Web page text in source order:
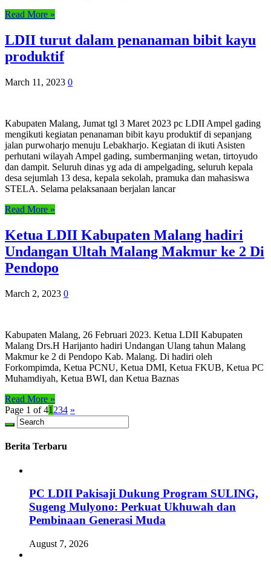
Read More »
LDII turut dalam penanaman bibit kayu
produktif
March 11, 2023 0
Kabupaten Malang, Jumat tgl 3 Maret 2023 pc LDII Ampel gading
mengikuti kegiatan penanaman bibit kayu produktif di sepanjang
jalan purwoharjo menuju Lebakharjo. Kegiatan di ikuti Asisten
perhutani wilayah Ampel gading, sumbermanjing wetan, tirtoyudo
dan dampit. Seluruh dinas yg ada di ampelgading, seluruh kepala
desa sejumlah 13 desa, kepala sekolah, pramuka dan mahasiswa
STELA. Selama pelaksanaan berjalan lancar
Read More »
Ketua LDII Kabupaten Malang hadiri
Undangan Ultah Malang Makmur ke 2 Di
Pendopo
March 2, 2023 0
Kabupaten Malang, 26 Februari 2023. Ketua LDII Kabupaten
Malang Drs.H Harijanto hadiri Undangan Ulang tahun Malang
Makmur ke 2 di Pendopo Kab. Malang. Di hadiri oleh
Forkompimda, Ketua PCNU, Ketua DMI, Ketua FKUB, Ketua PC
Muhamdiyah, Ketua BWI, dan Ketua Baznas
Read More »
Page 1 of 41 234 »
Berita Terbaru
PC LDII Pakisaji Dukung Program SULING,
Sugeng Mulyono: Perkuat Ukhuwah dan
Pembinaan Generasi Muda
August 7, 2026